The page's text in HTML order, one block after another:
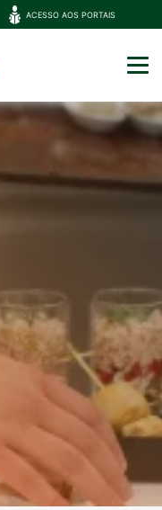
ACESSO AOS PORTAIS